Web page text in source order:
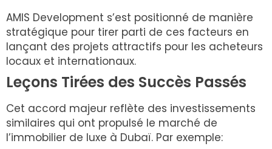
AMIS Development s’est positionné de manière
stratégique pour tirer parti de ces facteurs en
lançant des projets attractifs pour les acheteurs
locaux et internationaux.
Leçons Tirées des Succès Passés
Cet accord majeur reflète des investissements
similaires qui ont propulsé le marché de
l’immobilier de luxe à Dubaï. Par exemple: